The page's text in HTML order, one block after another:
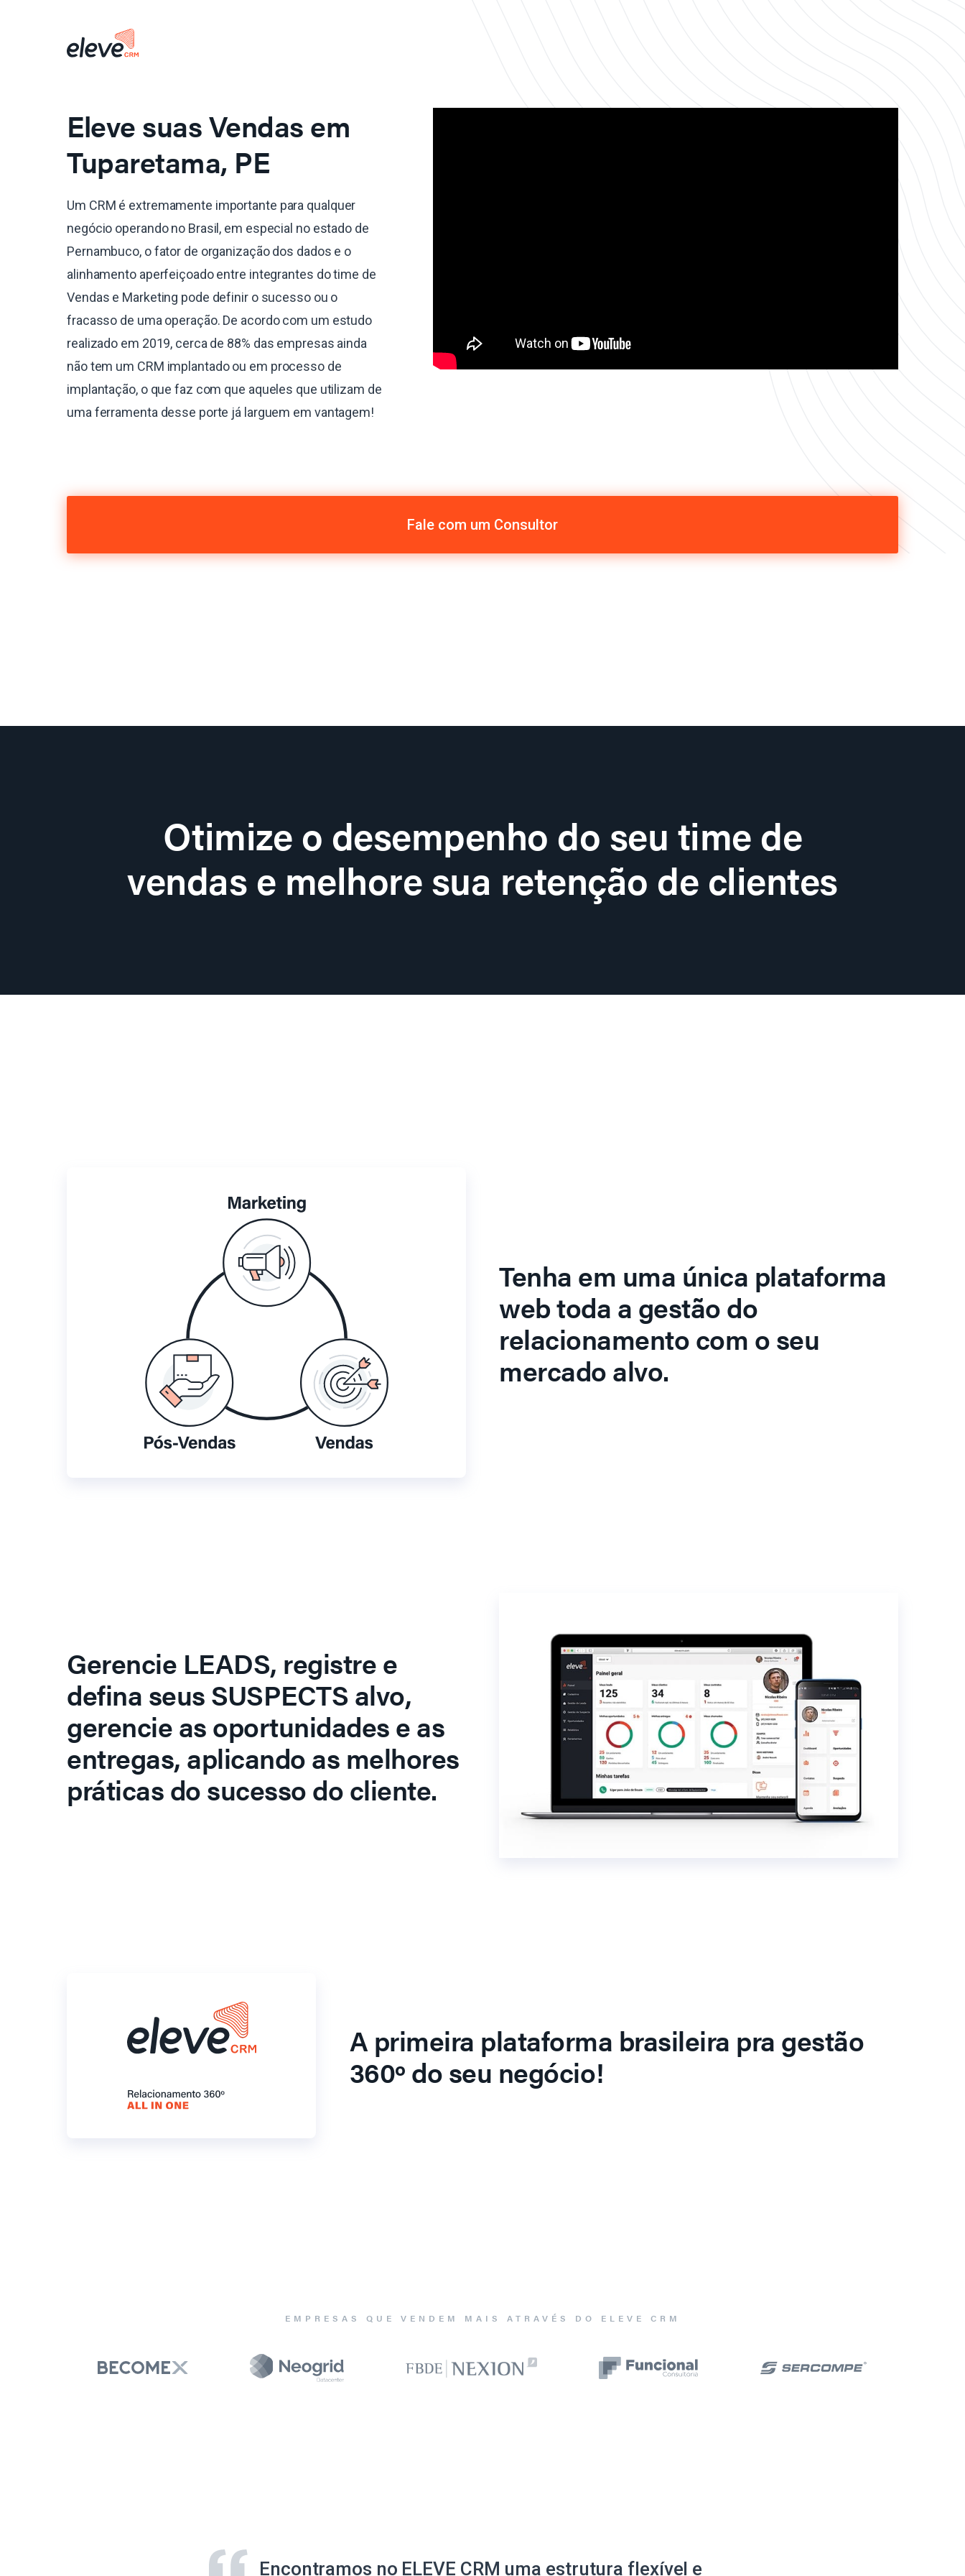
Eleve suas Vendas em
Tuparetama, PE
Um CRM é extremamente importante para qualquer
negócio operando no Brasil, em especial no estado de
Pernambuco, o fator de organização dos dados e o
alinhamento aperfeiçoado entre integrantes do time de
Vendas e Marketing pode definir o sucesso ou o
fracasso de uma operação. De acordo com um estudo
realizado em 2019, cerca de 88% das empresas ainda
não tem um CRM implantado ou em processo de
implantação, o que faz com que aqueles que utilizam de
uma ferramenta desse porte já larguem em vantagem!
Fale com um Consultor
Otimize o desempenho do seu time de
vendas e melhore sua retenção de clientes
Tenha em uma única plataforma
web toda a gestão do
relacionamento com o seu
mercado alvo.
Gerencie LEADS, registre e
defina seus SUSPECTS alvo,
gerencie as oportunidades e as
entregas, aplicando as melhores
práticas do sucesso do cliente.
A primeira plataforma brasileira pra gestão
360º do seu negócio!
EMPRESAS QUE VENDEM MAIS ATRAVÉS DO ELEVE CRM
Encontramos no ELEVE CRM uma estrutura flexível e